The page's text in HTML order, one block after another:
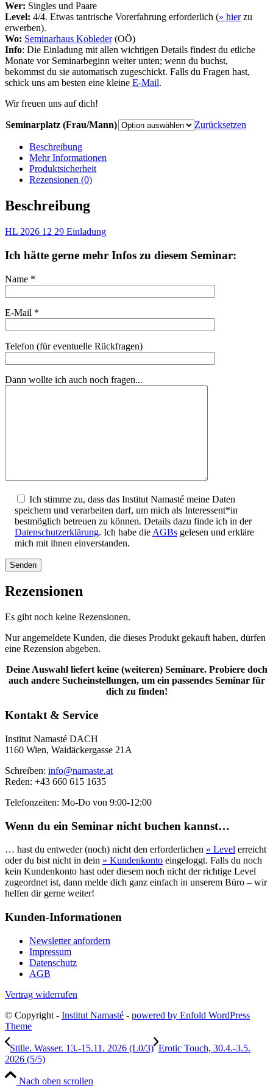
Wer: Singles und Paare
Level: 4/4. Etwas tantrische Vorerfahrung erforderlich (» hierzu
erwerben).
Wo: Seminarhaus Kobleder(OÖ)
Info: Die Einladung mit allen wichtigen Details findest du etliche
Monate vor Seminarbeginn weiter unten; wenn du buchst,
bekommst du sie automatisch zugeschickt. Falls du Fragen hast,
schick uns am besten eine kleine E-Mail.
Wir freuen uns auf dich!
Seminarplatz (Frau/Mann) Zurücksetzen
Beschreibung
Mehr Informationen
Produktsicherheit
Rezensionen (0)
Beschreibung
HL 2026 12 29 Einladung
Ich hätte gerne mehr Infos zu diesem Seminar:
Name *
E-Mail *
Telefon (für eventuelle Rückfragen)
Dann wollte ich auch noch fragen...
Ich stimme zu, dass das Institut Namasté meine Daten
speichern und verarbeiten darf, um mich als Interessent*in
bestmöglich betreuen zu können. Details dazu finde ich in der
Datenschutzerklärung. Ich habe die AGBs gelesen und erkläre
mich mit ihnen einverstanden.
Rezensionen
Es gibt noch keine Rezensionen.
Nur angemeldete Kunden, die dieses Produkt gekauft haben, dürfen
eine Rezension abgeben.
Deine Auswahl liefert keine (weiteren) Seminare. Probiere doch
auch andere Sucheinstellungen, um ein passendes Seminar für
dich zu finden!
Kontakt & Service
Institut Namasté DACH
1160 Wien, Waidäckergasse 21A
Schreiben: info@namaste.at
Reden: +43 660 615 1635
Telefonzeiten: Mo-Do von 9:00-12:00
Wenn du ein Seminar nicht buchen kannst…
… hast du entweder (noch) nicht den erforderlichen » Level erreicht
oder du bist nicht in dein » Kundenkonto eingeloggt. Falls du noch
kein Kundenkonto hast oder diesem noch nicht der richtige Level
zugeordnet ist, dann melde dich ganz einfach in unserem Büro – wir
helfen dir gerne weiter!
Kunden-Informationen
Newsletter anfordern
Impressum
Datenschutz
AGB
Vertrag widerrufen
© Copyright - Institut Namasté - powered by Enfold WordPress
Theme
Stille. Wasser. 13.-15.11. 2026 (L0/3) Erotic Touch, 30.4.-3.5.
2026 (5/5)
Nach oben scrollen